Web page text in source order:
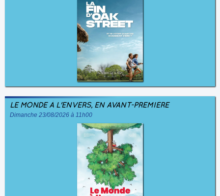
LE MONDE À L'ENVERS, EN AVANT-PREMIÈRE
Dimanche 23/08/2026 à 11h00